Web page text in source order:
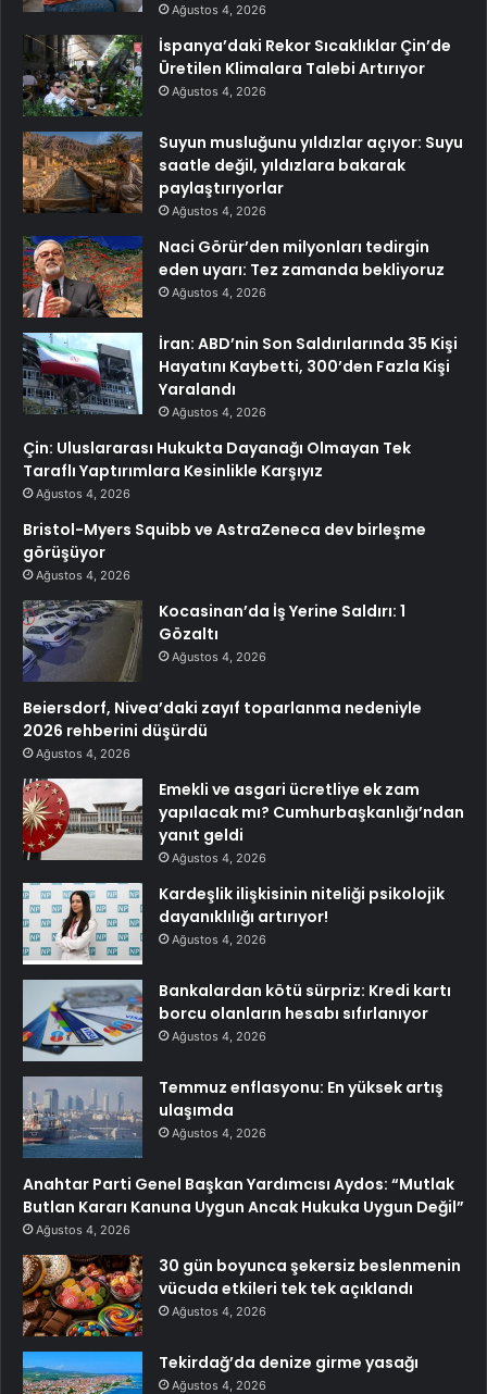
Ağustos 4, 2026
İspanya’daki Rekor Sıcaklıklar Çin’de
Üretilen Klimalara Talebi Artırıyor
Ağustos 4, 2026
Suyun musluğunu yıldızlar açıyor: Suyu
saatle değil, yıldızlara bakarak
paylaştırıyorlar
Ağustos 4, 2026
Naci Görür’den milyonları tedirgin
eden uyarı: Tez zamanda bekliyoruz
Ağustos 4, 2026
İran: ABD’nin Son Saldırılarında 35 Kişi
Hayatını Kaybetti, 300’den Fazla Kişi
Yaralandı
Ağustos 4, 2026
Çin: Uluslararası Hukukta Dayanağı Olmayan Tek
Taraflı Yaptırımlara Kesinlikle Karşıyız
Ağustos 4, 2026
Bristol-Myers Squibb ve AstraZeneca dev birleşme
görüşüyor
Ağustos 4, 2026
Kocasinan’da İş Yerine Saldırı: 1
Gözaltı
Ağustos 4, 2026
Beiersdorf, Nivea’daki zayıf toparlanma nedeniyle
2026 rehberini düşürdü
Ağustos 4, 2026
Emekli ve asgari ücretliye ek zam
yapılacak mı? Cumhurbaşkanlığı’ndan
yanıt geldi
Ağustos 4, 2026
Kardeşlik ilişkisinin niteliği psikolojik
dayanıklılığı artırıyor!
Ağustos 4, 2026
Bankalardan kötü sürpriz: Kredi kartı
borcu olanların hesabı sıfırlanıyor
Ağustos 4, 2026
Temmuz enflasyonu: En yüksek artış
ulaşımda
Ağustos 4, 2026
Anahtar Parti Genel Başkan Yardımcısı Aydos: “Mutlak
Butlan Kararı Kanuna Uygun Ancak Hukuka Uygun Değil”
Ağustos 4, 2026
30 gün boyunca şekersiz beslenmenin
vücuda etkileri tek tek açıklandı
Ağustos 4, 2026
Tekirdağ’da denize girme yasağı
Ağustos 4, 2026